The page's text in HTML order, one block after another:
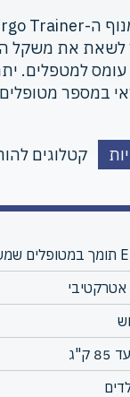
לשאת את משקל
עומס למטפלים.
במספר
קטלוגים
אטרקטיבי